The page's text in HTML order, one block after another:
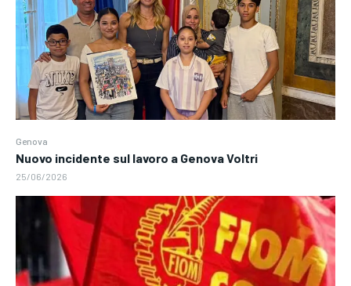
Genova
Nuovo incidente sul lavoro a Genova Voltri
25/06/2026